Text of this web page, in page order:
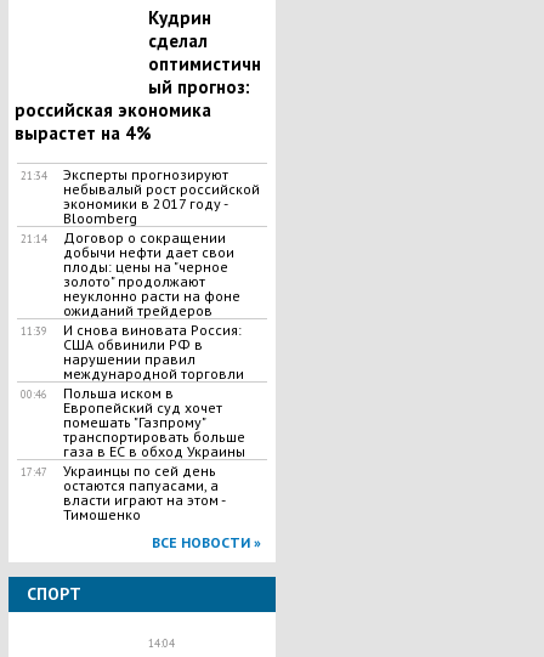
Кудрин
сделал
оптимистичн
ый прогноз:
российская экономика
вырастет на 4%
21:34
Эксперты прогнозируют
небывалый рост российской
экономики в 2017 году -
Bloomberg
21:14
Договор о сокращении
добычи нефти дает свои
плоды: цены на "черное
золото" продолжают
неуклонно расти на фоне
ожиданий трейдеров
11:39
И снова виновата Россия:
США обвинили РФ в
нарушении правил
международной торговли
00:46
Польша иском в
Европейский суд хочет
помешать "Газпрому"
транспортировать больше
газа в ЕС в обход Украины
17:47
Украинцы по сей день
остаются папуасами, а
власти играют на этом -
Тимошенко
ВСЕ НОВОСТИ »
СПОРТ
14:04